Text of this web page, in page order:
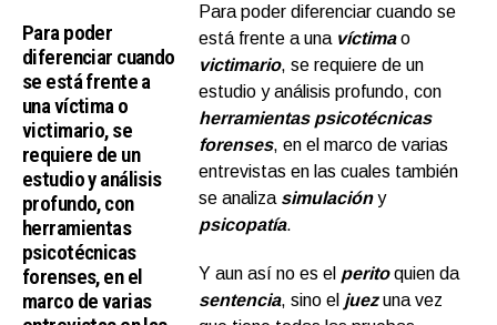
Para poder
diferenciar cuando
se está frente a
una víctima o
victimario, se
requiere de un
estudio y análisis
profundo, con
herramientas
psicotécnicas
forenses, en el
marco de varias
Para poder diferenciar cuando se
está frente a una víctimao
victimario, se requiere de un
estudio y análisis profundo, con
herramientas psicotécnicas
forenses, en el marco de varias
entrevistas en las cuales también
se analiza simulacióny
psicopatía.
Y aun así no es el perito quien da
sentencia, sino el juezuna vez